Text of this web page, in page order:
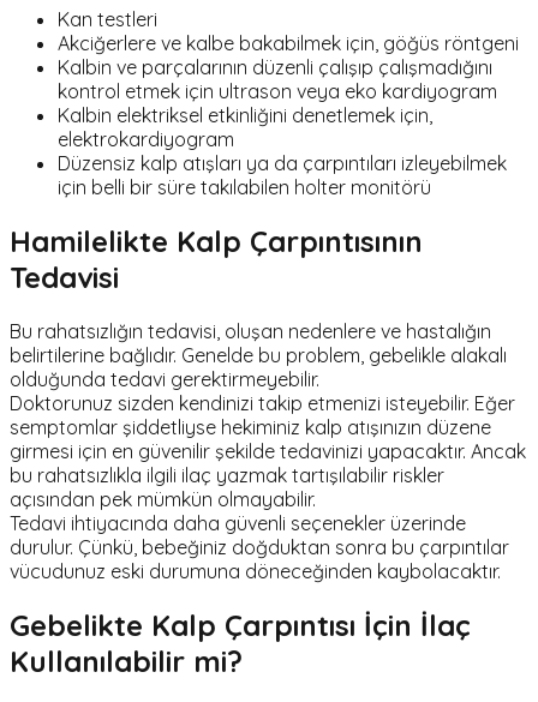
Kan testleri
Akciğerlere ve kalbe bakabilmek için, göğüs röntgeni
Kalbin ve parçalarının düzenli çalışıp çalışmadığını
kontrol etmek için ultrason veya eko kardiyogram
Kalbin elektriksel etkinliğini denetlemek için,
elektrokardiyogram
Düzensiz kalp atışları ya da çarpıntıları izleyebilmek
için belli bir süre takılabilen holter monitörü
Hamilelikte Kalp Çarpıntısının
Tedavisi
Bu rahatsızlığın tedavisi, oluşan nedenlere ve hastalığın
belirtilerine bağlıdır. Genelde bu problem, gebelikle alakalı
olduğunda tedavi gerektirmeyebilir.
Doktorunuz sizden kendinizi takip etmenizi isteyebilir. Eğer
semptomlar şiddetliyse hekiminiz kalp atışınızın düzene
girmesi için en güvenilir şekilde tedavinizi yapacaktır. Ancak
bu rahatsızlıkla ilgili ilaç yazmak tartışılabilir riskler
açısından pek mümkün olmayabilir.
Tedavi ihtiyacında daha güvenli seçenekler üzerinde
durulur. Çünkü, bebeğiniz doğduktan sonra bu çarpıntılar
vücudunuz eski durumuna döneceğinden kaybolacaktır.
Gebelikte Kalp Çarpıntısı İçin İlaç
Kullanılabilir mi?